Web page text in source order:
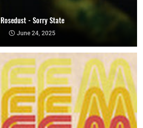
Rosedust - Sorry State
June 24, 2025